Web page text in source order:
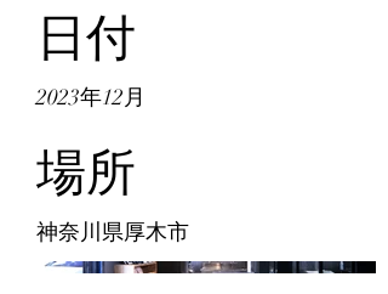
日付
2023年12月
場所
神奈川県厚木市